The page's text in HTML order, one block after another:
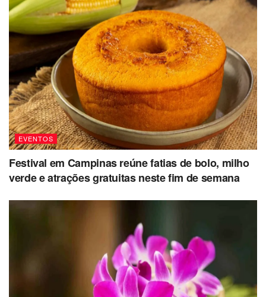
EVENTOS
Festival em Campinas reúne fatias de bolo, milho
verde e atrações gratuitas neste fim de semana